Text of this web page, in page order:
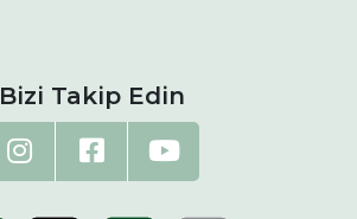
Bizi Takip Edin